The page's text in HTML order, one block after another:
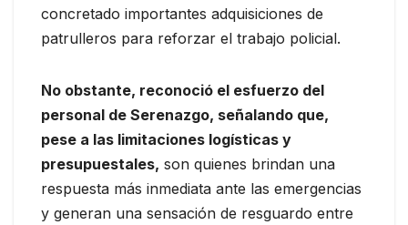
concretado importantes adquisiciones de
patrulleros para reforzar el trabajo policial.
No obstante, reconoció el esfuerzo del
personal de Serenazgo, señalando que,
pese a las limitaciones logísticas y
presupuestales, son quienes brindan una
respuesta más inmediata ante las emergencias
y generan una sensación de resguardo entre